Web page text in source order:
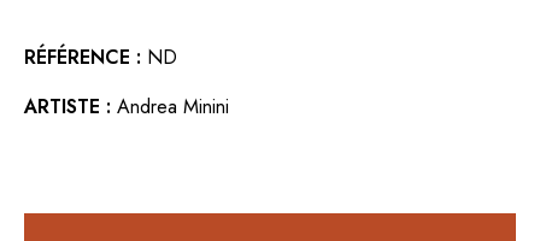
RÉFÉRENCE : ND
ARTISTE : Andrea Minini